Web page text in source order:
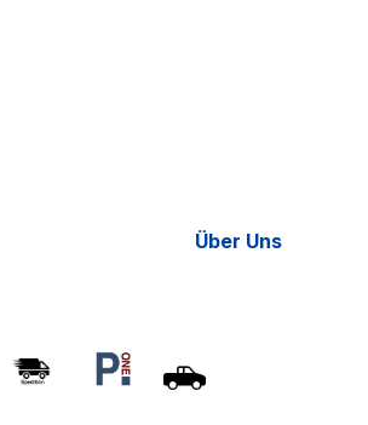
Über Uns